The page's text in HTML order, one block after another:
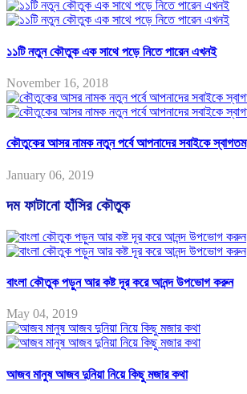
১১টি নতুন কৌতুক এক সাথে পড়ে নিতে পারেন এখনই
November 16, 2018
কৌতুকের আসর নামক নতুন পর্বে আপনাদের সবাইকে স্বাগতম
January 06, 2019
দম ফাটানো হাঁসির কৌতুক
বাংলা কৌতুক পড়ুন আর কষ্ট দূর করে আনন্দ উপভোগ করুন
May 04, 2019
আজব মানুষ আজব দুনিয়া নিয়ে কিছু মজার কথা